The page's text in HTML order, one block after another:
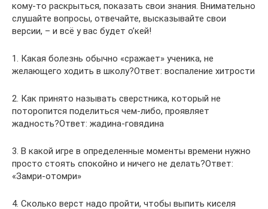
кому-то раскрыться, показать свои знания. Внимательно
слушайте вопросы, отвечайте, высказывайте свои
версии, – и всё у вас будет о’кей!
1. Какая болезнь обычно «сражает» ученика, не
желающего ходить в школу?Ответ: воспаление хитрости
2. Как принято называть сверстника, который не
поторопится поделиться чем-либо, проявляет
жадность?Ответ: жадина-говядина
3. В какой игре в определенные моменты времени нужно
просто стоять спокойно и ничего не делать?Ответ:
«Замри-отомри»
4. Сколько верст надо пройти, чтобы выпить киселя